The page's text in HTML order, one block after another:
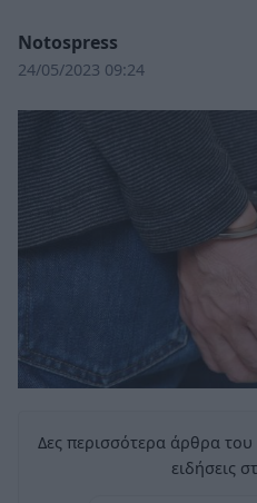
Notospress
24/05/2023 09:24
Δες περισσότερα άρθρα
ειδήσεις